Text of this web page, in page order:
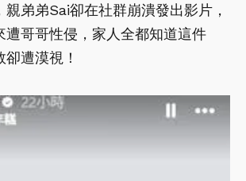
弟弟Sai卻在社群崩潰發出影片，
遭哥哥性侵，家人全都知道這件
遭漠視！